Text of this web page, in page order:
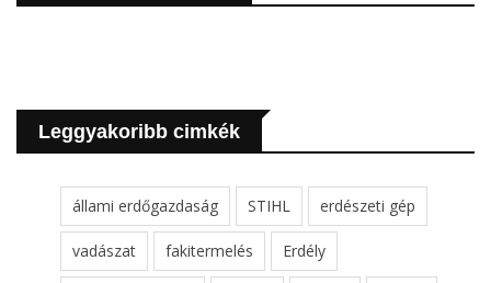
Leggyakoribb cimkék
állami erdőgazdaság STIHL erdészeti gép
vadászat fakitermelés Erdély